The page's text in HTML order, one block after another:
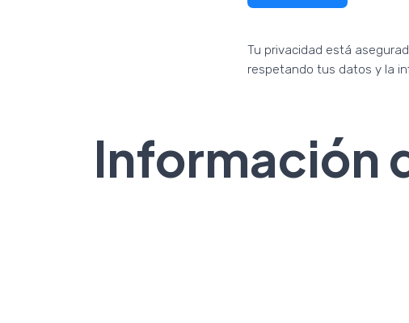
Tu privacidad está
respetando tus datos y la
Información